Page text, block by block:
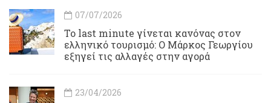
07/07/2026
Το last minute γίνεται κανόνας στον
ελληνικό τουρισμό: Ο Μάρκος Γεωργίου
εξηγεί τις αλλαγές στην αγορά
23/04/2026